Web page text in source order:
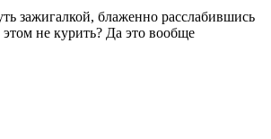
зажигалкой, блаженно расслабившись
не курить? Да это вообще